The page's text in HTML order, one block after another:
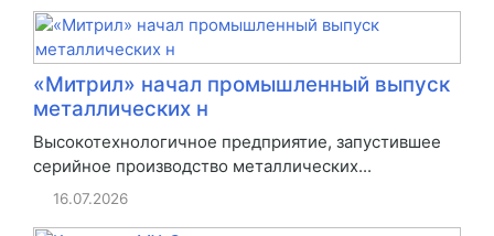
«Митрил» начал промышленный выпуск
металлических н
Высокотехнологичное предприятие, запустившее
серийное производство металлических...
16.07.2026